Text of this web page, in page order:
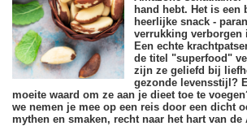
hand hebt. Het is een
heerlijke snack -
verrukking verborgen
Een echte
de titel "superfood"
zijn ze geliefd bij
gezonde levensstijl?
moeite waard om ze aan je dieet toe te
we nemen je mee op een reis door een dicht
mythen en smaken, recht naar het hart van de